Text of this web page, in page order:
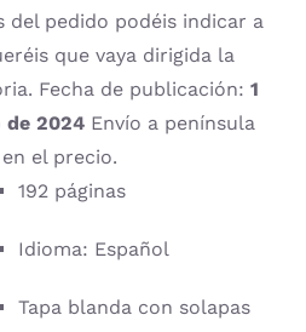
del pedido podéis indicar a
que vaya dirigida la
Fecha de publicación:1
de 2024 Envío a península
el precio.
192 páginas
Idioma: Español
Tapa blanda con solapas